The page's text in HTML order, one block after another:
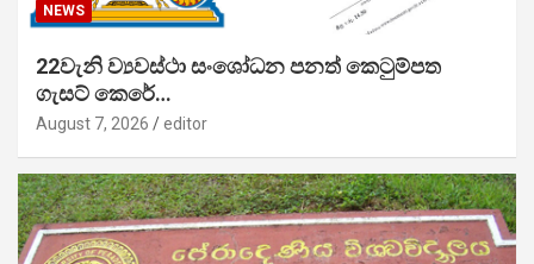
NEWS
22වැනි ව්‍යවස්ථා සංශෝධන පනත් කෙටුම්පත
ගැසට් කෙරේ…
August 7, 2026 editor